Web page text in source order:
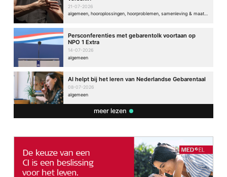
21-07-2026
algemeen, hooroplossingen, hoorproblemen, samenleving & maatschappij
Persconferenties met gebarentolk voortaan op
NPO 1 Extra
14-07-2026
algemeen
AI helpt bij het leren van Nederlandse Gebarentaal
08-07-2026
algemeen
meer lezen